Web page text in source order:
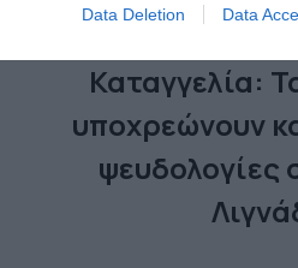
Data Deletion Data
ΠΡΟΠΑΓΑΝΔΑ
Καταγγελία:
υποχρεώνουν
ψευδολογίες